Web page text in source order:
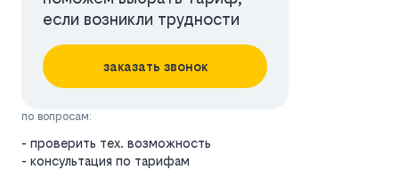
если возникли трудности
заказать звонок
по вопросам:
- проверить тех. возможность
- консультация по тарифам